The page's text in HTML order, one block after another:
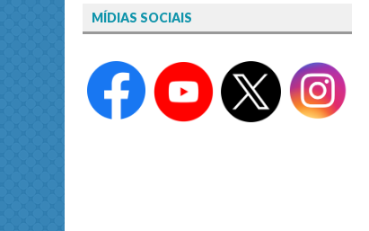
MÍDIAS SOCIAIS